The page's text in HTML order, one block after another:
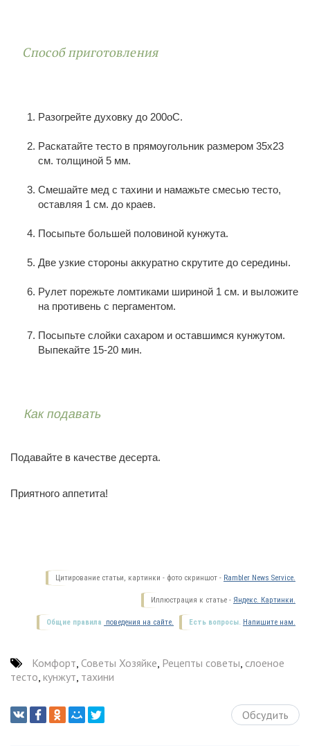
Способ приготовления
Разогрейте духовку до 200оС.
Раскатайте тесто в прямоугольник размером 35х23
см. толщиной 5 мм.
Смешайте мед с тахини и намажьте смесью тесто,
оставляя 1 см. до краев.
Посыпьте большей половиной кунжута.
Две узкие стороны аккуратно скрутите до середины.
Рулет порежьте ломтиками шириной 1 см. и выложите
на противень с пергаментом.
Посыпьте слойки сахаром и оставшимся кунжутом.
Выпекайте 15-20 мин.
Как подавать
Подавайте в качестве десерта.
Приятного аппетита!
Цитирование статьи, картинки - фото скриншот - Rambler News Service.
Иллюстрация к статье - Яндекс. Картинки.
Есть вопросы. Напишите нам.
Общие правила поведения на сайте.
Комфорт, Советы Хозяйке, Рецепты советы, слоеное
тесто, кунжут, тахини
Обсудить